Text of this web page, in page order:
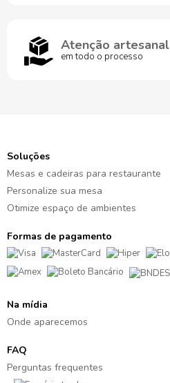
Atenção artesanal
em todo o processo
Soluções
Mesas e cadeiras para restaurante
Personalize sua mesa
Otimize espaço de ambientes
Formas de pagamento
Na mídia
Onde aparecemos
FAQ
Perguntas frequentes